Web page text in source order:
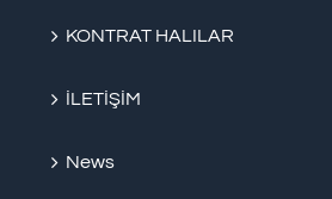
KONTRAT HALILAR
İLETİŞİM
News